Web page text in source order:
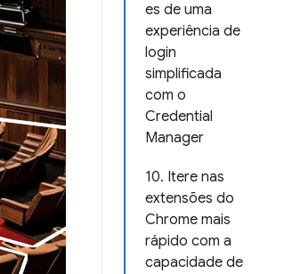
es de uma
experiência de
login
simplificada
com o
Credential
Manager
10. Itere nas
extensões do
Chrome mais
rápido com a
capacidade de